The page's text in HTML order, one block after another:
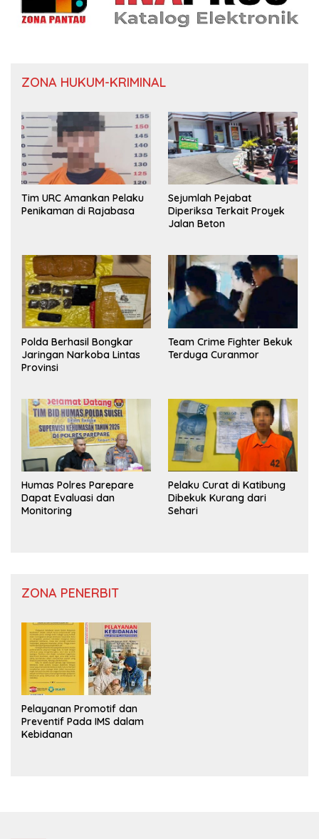
ZONA HUKUM-KRIMINAL
Tim URC Amankan Pelaku
Penikaman di Rajabasa
Sejumlah Pejabat
Diperiksa Terkait Proyek
Jalan Beton
Polda Berhasil Bongkar
Jaringan Narkoba Lintas
Provinsi
Team Crime Fighter Bekuk
Terduga Curanmor
Humas Polres Parepare
Dapat Evaluasi dan
Monitoring
Pelaku Curat di Katibung
Dibekuk Kurang dari
Sehari
ZONA PENERBIT
Pelayanan Promotif dan
Preventif Pada IMS dalam
Kebidanan